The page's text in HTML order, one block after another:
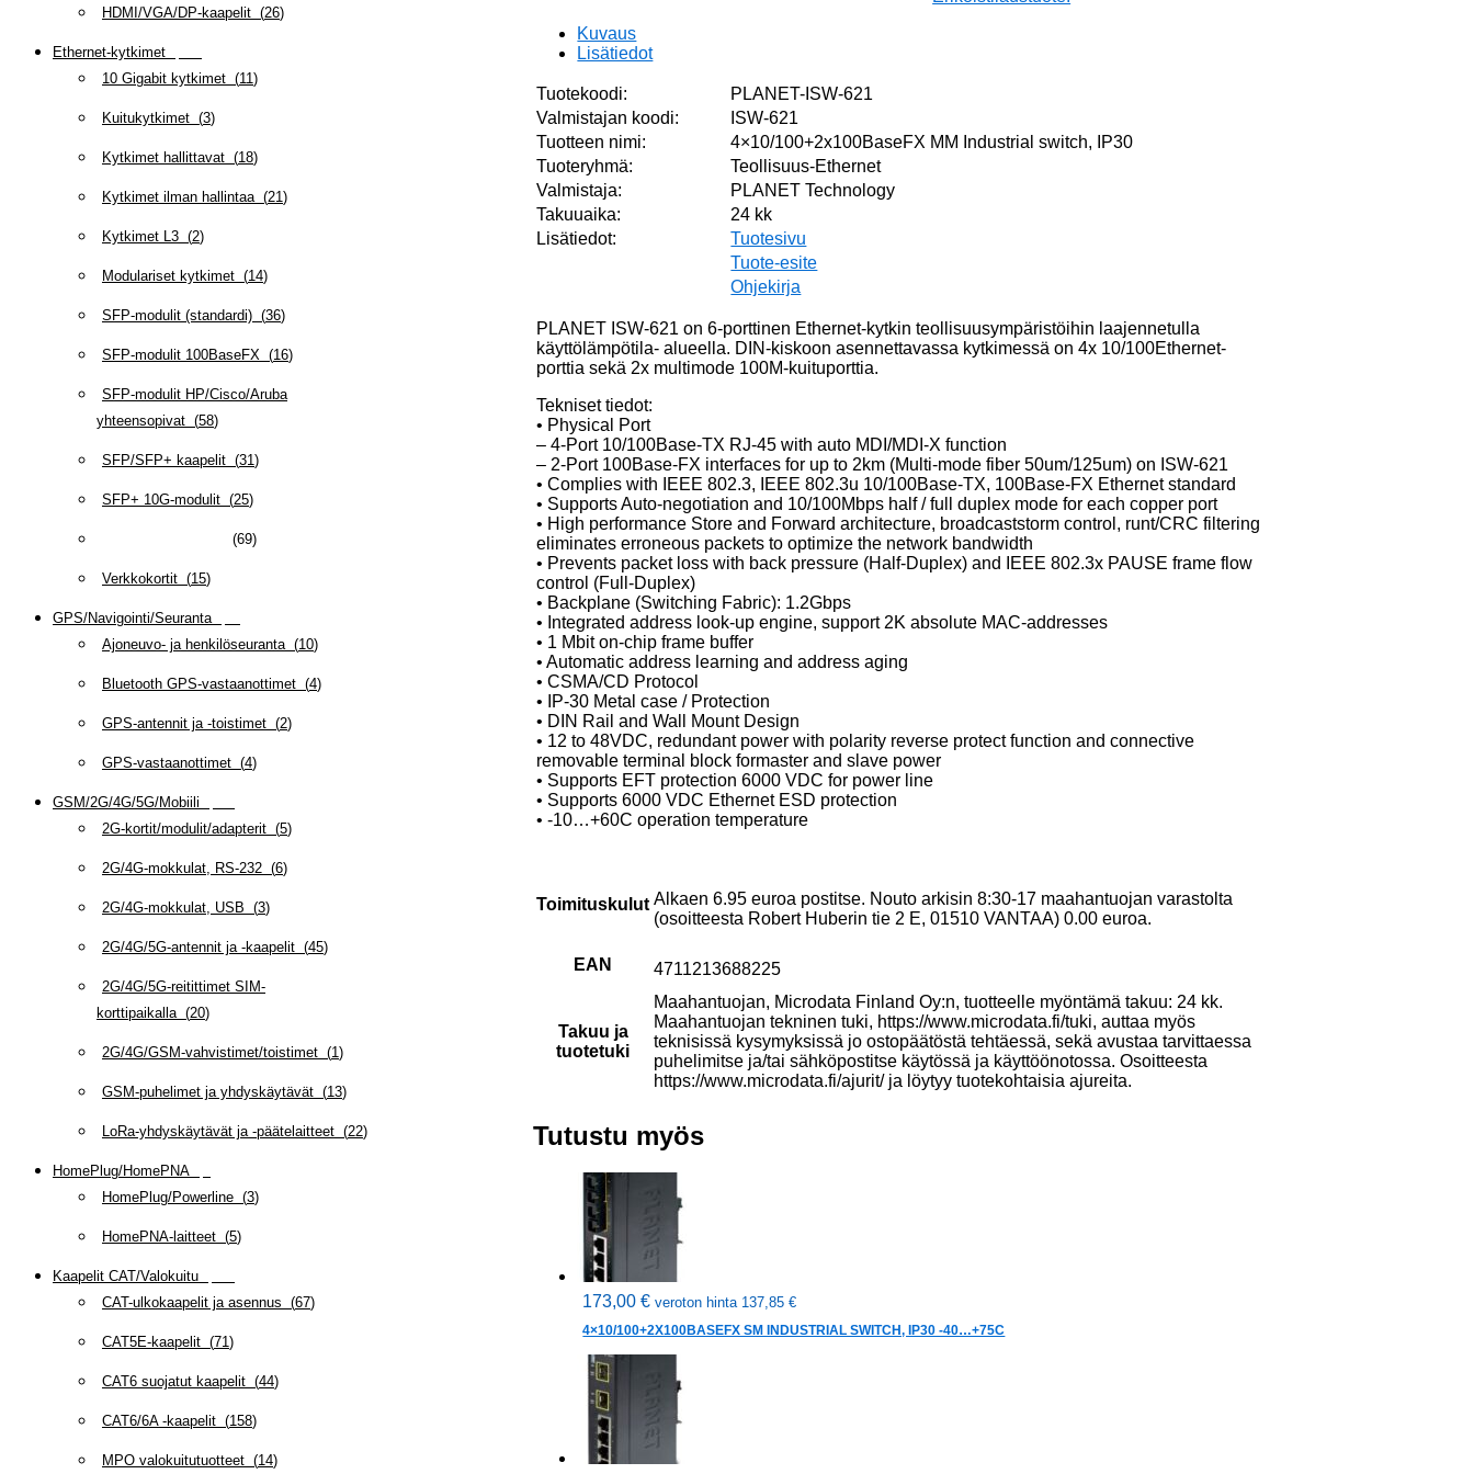
HDMI/VGA/DP-kaapelit (26)
Ethernet-kytkimet
10 Gigabit kytkimet (11)
Kuitukytkimet (3)
Kytkimet hallittavat (18)
Kytkimet ilman hallintaa (21)
Kytkimet L3 (2)
Modulariset kytkimet (14)
SFP-modulit (standardi) (36)
SFP-modulit 100BaseFX (16)
SFP-modulit HP/Cisco/Aruba
yhteensopivat (58)
SFP/SFP+ kaapelit (31)
SFP+ 10G-modulit (25)
(69)
Verkkokortit (15)
GPS/Navigointi/Seuranta
Ajoneuvo- ja henkilöseuranta (10)
Bluetooth GPS-vastaanottimet (4)
GPS-antennit ja -toistimet (2)
GPS-vastaanottimet (4)
GSM/2G/4G/5G/Mobiili
2G-kortit/modulit/adapterit (5)
2G/4G-mokkulat, RS-232 (6)
2G/4G-mokkulat, USB (3)
2G/4G/5G-antennit ja -kaapelit (45)
2G/4G/5G-reitittimet SIM-
korttipaikalla (20)
2G/4G/GSM-vahvistimet/toistimet (1)
GSM-puhelimet ja yhdyskäytävät (13)
LoRa-yhdyskäytävät ja -päätelaitteet (22)
HomePlug/HomePNA
HomePlug/Powerline (3)
HomePNA-laitteet (5)
Kaapelit CAT/Valokuitu
CAT-ulkokaapelit ja asennus (67)
CAT5E-kaapelit (71)
CAT6 suojatut kaapelit (44)
CAT6/6A -kaapelit (158)
MPO valokuitutuotteet (14)
Kuvaus
Lisätiedot
Tuotekoodi:
PLANET-ISW-621
Valmistajan koodi:
ISW-621
Tuotteen nimi:
4×10/100+2x100BaseFX MM Industrial switch, IP30
Tuoteryhmä:
Teollisuus-Ethernet
Valmistaja:
PLANET Technology
Takuuaika:
24 kk
Lisätiedot:
Tuotesivu
Tuote-esite
Ohjekirja
PLANET ISW-621 on 6-porttinen Ethernet-kytkin teollisuusympäristöihin laajennetulla
käyttölämpötila- alueella. DIN-kiskoon asennettavassa kytkimessä on 4x 10/100Ethernet-
porttia sekä 2x multimode 100M-kuituporttia.
Tekniset tiedot:
• Physical Port
– 4-Port 10/100Base-TX RJ-45 with auto MDI/MDI-X function
– 2-Port 100Base-FX interfaces for up to 2km (Multi-mode fiber 50um/125um) on ISW-621
• Complies with IEEE 802.3, IEEE 802.3u 10/100Base-TX, 100Base-FX Ethernet standard
• Supports Auto-negotiation and 10/100Mbps half / full duplex mode for each copper port
• High performance Store and Forward architecture, broadcaststorm control, runt/CRC filtering
eliminates erroneous packets to optimize the network bandwidth
• Prevents packet loss with back pressure (Half-Duplex) and IEEE 802.3x PAUSE frame flow
control (Full-Duplex)
• Backplane (Switching Fabric): 1.2Gbps
• Integrated address look-up engine, support 2K absolute MAC-addresses
• 1 Mbit on-chip frame buffer
• Automatic address learning and address aging
• CSMA/CD Protocol
• IP-30 Metal case / Protection
• DIN Rail and Wall Mount Design
• 12 to 48VDC, redundant power with polarity reverse protect function and connective
removable terminal block formaster and slave power
• Supports EFT protection 6000 VDC for power line
• Supports 6000 VDC Ethernet ESD protection
• -10…+60C operation temperature
Toimituskulut Alkaen 6.95 euroa postitse. Nouto arkisin 8:30-17 maahantuojan varastolta
(osoitteesta Robert Huberin tie 2 E, 01510 VANTAA) 0.00 euroa.
EAN 4711213688225
Takuu ja
tuotetuki
Maahantuojan, Microdata Finland Oy:n, tuotteelle myöntämä takuu: 24 kk.
Maahantuojan tekninen tuki, https://www.microdata.fi/tuki, auttaa myös
teknisissä kysymyksissä jo ostopäätöstä tehtäessä, sekä avustaa tarvittaessa
puhelimitse ja/tai sähköpostitse käytössä ja käyttöönotossa. Osoitteesta
https://www.microdata.fi/ajurit/ ja löytyy tuotekohtaisia ajureita.
Tutustu myös
173,00€ veroton hinta 137,85€
4×10/100+2X100BASEFX SM INDUSTRIAL SWITCH, IP30 -40…+75C